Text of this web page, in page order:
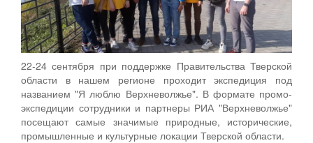
22-24 сентября при поддержке Правительства Тверской
области в нашем регионе проходит экспедиция под
названием "Я люблю Верхневолжье". В формате промо-
экспедиции сотрудники и партнеры РИА "Верхневолжье"
посещают самые значимые природные, исторические,
промышленные и культурные локации Тверской области.